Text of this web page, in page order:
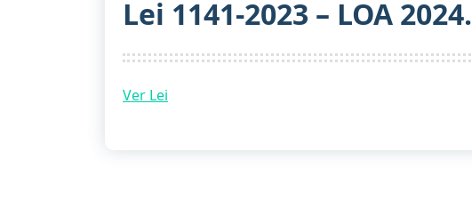
Lei 1141-2023 – LOA 2024.
Ver Lei